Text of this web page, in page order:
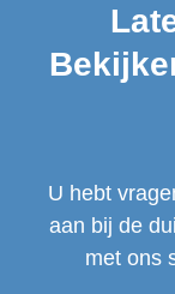
U hebt
aan bij de
met ons